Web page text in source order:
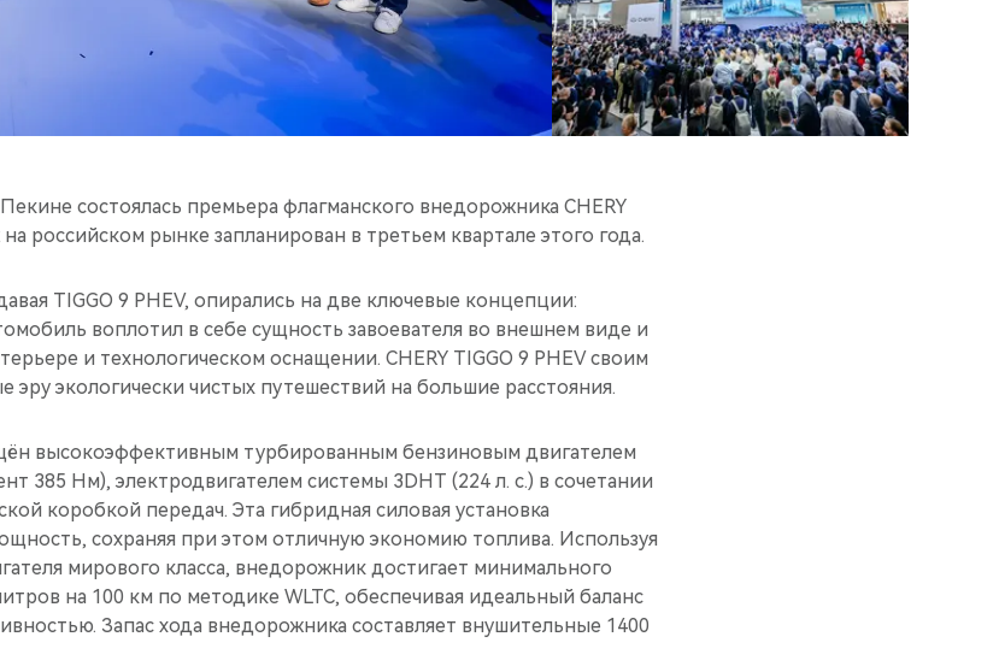
состоялась премьера флагманского внедорожника CHERY
российском рынке запланирован в третьем квартале этого года.
TIGGO 9 PHEV, опирались на две ключевые концепции:
воплотил в себе сущность завоевателя во внешнем виде и
и технологическом оснащении. CHERY TIGGO 9 PHEV своим
эру экологически чистых путешествий на большие расстояния.
высокоэффективным турбированным бензиновым двигателем
385 Нм), электродвигателем системы 3DHT (224 л. с.) в сочетании
коробкой передач. Эта гибридная силовая установка
сохраняя при этом отличную экономию топлива. Используя
мирового класса, внедорожник достигает минимального
на 100 км по методике WLTC, обеспечивая идеальный баланс
Запас хода внедорожника составляет внушительные 1400